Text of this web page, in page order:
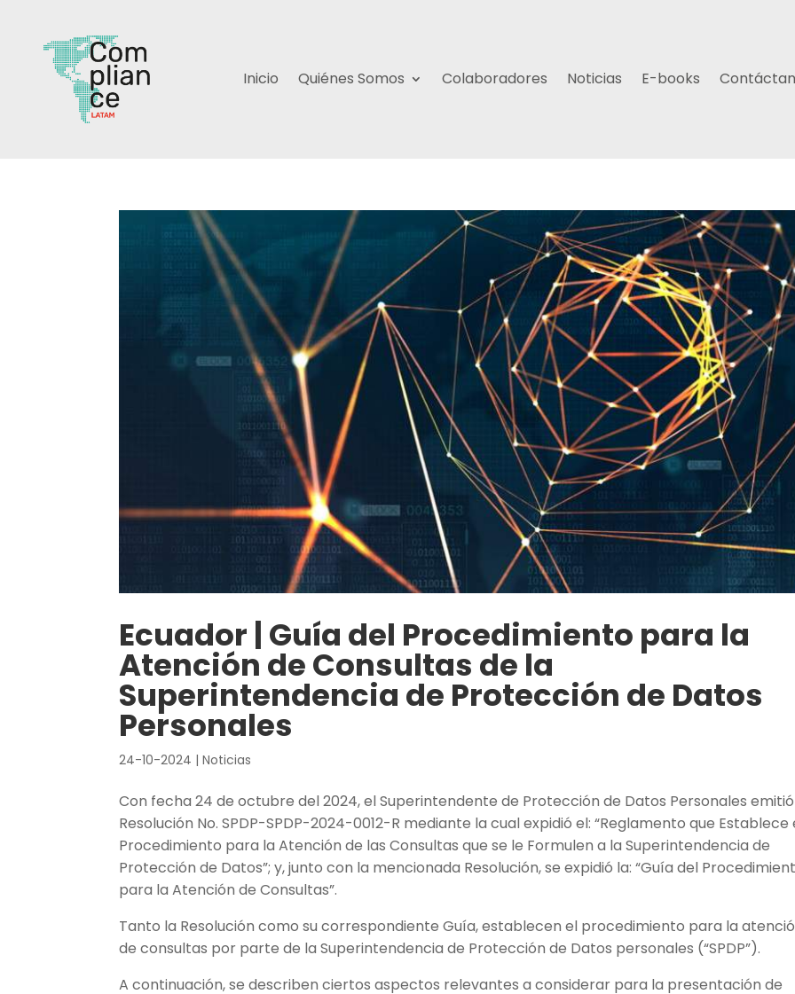
Inicio Quiénes Somos Colaboradores Noticias E-books
Ecuador | Guía del Procedimiento para la
Atención de Consultas de la
Superintendencia de Protección de Datos
Personales
24-10-2024 |Noticias
Con fecha 24 de octubre del 2024, el Superintendente de Protección de Datos Personales
Resolución No. SPDP-SPDP-2024-0012-R mediante la cual expidió el: “Reglamento que Establece
Procedimiento para la Atención de las Consultas que se le Formulen a la Superintendencia de
Protección de Datos”; y, junto con la mencionada Resolución, se expidió la: “Guía del
para la Atención de Consultas”.
Tanto la Resolución como su correspondiente Guía, establecen el procedimiento para la
de consultas por parte de la Superintendencia de Protección de Datos personales (“SPDP”).
A continuación, se describen ciertos aspectos relevantes a considerar para la presentación de